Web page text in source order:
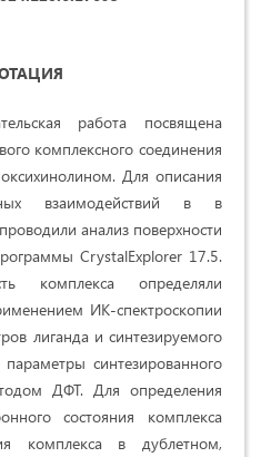
работа посвящена
комплексного соединения
Для описания
взаимодействий в в
анализ поверхности
CrystalExplorer 17.5.
комплекса определяли
ИК-спектроскопии
лиганда и синтезируемого
параметры синтезированного
ДФТ. Для определения
состояния комплекса
комплекса в дублетном,